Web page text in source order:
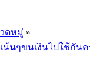
ดหมู่ »
นๆขนเงินไปใช้กัน